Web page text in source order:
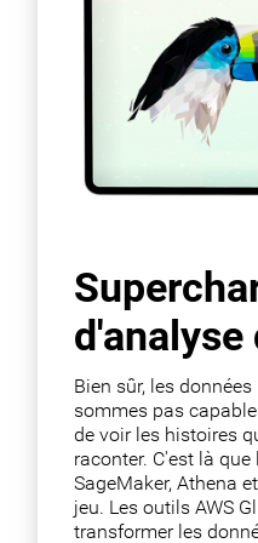
d'analyse
Bien sûr, les
sommes pas
de voir les histoires
raconter. C'est là
SageMaker, Athena
jeu. Les outils AWS
transformer les